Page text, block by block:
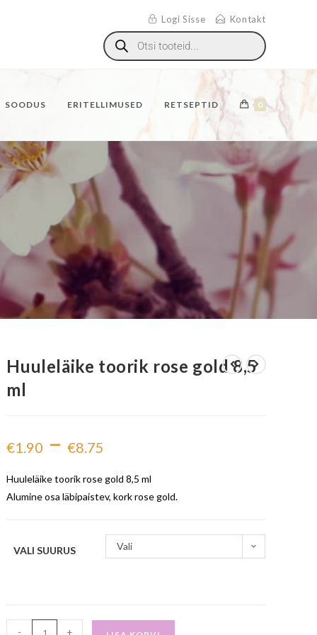
Logi Sisse Kontakt
SOODUS ERITELLIMUSED RETSEPTID 0
Huuleläike toorik rose gold 8,5
ml
€1.90 – €8.75
Huuleläike toorik rose gold 8,5 ml
Alumine osa läbipaistev, kork rose gold.
VALI SUURUS Vali
- +